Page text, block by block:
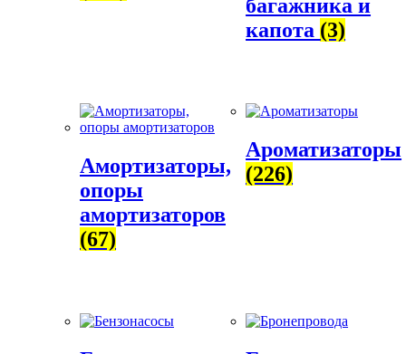
багажника и
капота (3)
Амортизаторы,
опоры
амортизаторов
(67)
Ароматизаторы
(226)